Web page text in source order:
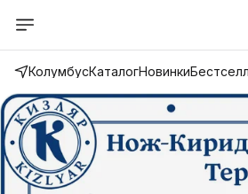
КолумбусКаталогНовинки